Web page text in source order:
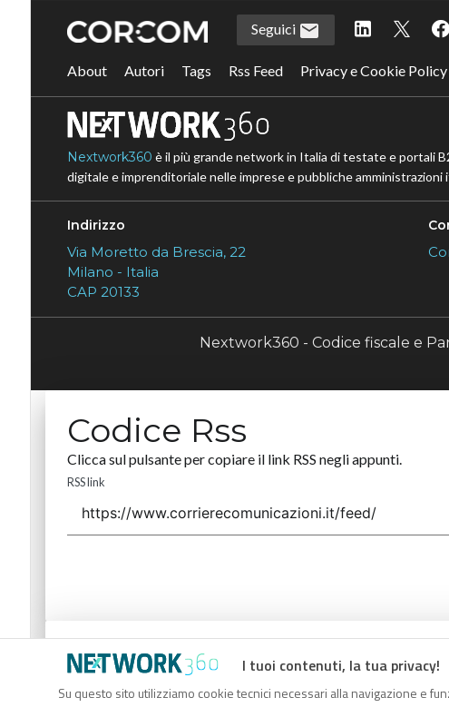
I tuoi contenuti, la tua privacy!
Su questo sito utilizziamo cookie tecnici necessari alla navigazione e
Seguici
About Autori Tags Rss Feed Privacy e Cookie Policy
Nextwork360 è il più grande network in Italia di testate e portali
digitale e imprenditoriale nelle imprese e pubbliche amministrazioni
Indirizzo
Via Moretto da Brescia, 22
Milano - Italia
CAP 20133
Nextwork360 - Codice fiscale e
Codice Rss
Clicca sul pulsante per copiare il link RSS negli appunti.
RSS link
Codice Rss
Clicca sul pulsante per copiare il link RSS negli appunti.